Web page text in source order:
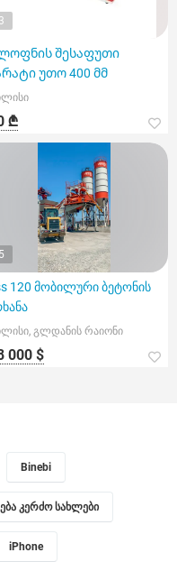
3
შესაფუთი
უთო 400 მმ
₾
5
120 მობილური ბეტონის
გლდანის რაიონი
000 $
Binebi
კერძო სახლები
iPhone